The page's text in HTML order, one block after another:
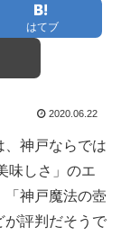
はてブ
2020.06.22
、神戸ならでは
味しさ」のエ
「神戸魔法の壺
が評判だそうで